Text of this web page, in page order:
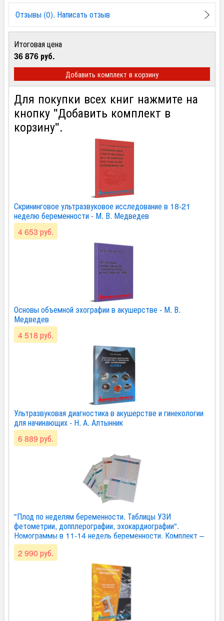
Отзывы (0). Написать отзыв
Итоговая цена
36 876 руб.
Добавить комплект в корзину
Для покупки всех книг нажмите на
кнопку "Добавить комплект в
корзину".
Скрининговое ультразвуковое исследование в 18-21
неделю беременности - М. В. Медведев
4 653 руб.
Основы объемной эхографии в акушерстве - М. В.
Медведев
4 518 руб.
Ультразвуковая диагностика в акушерстве и гинекологии
для начинающих - Н. А. Алтынник
6 889 руб.
"Плод по неделям беременности. Таблицы УЗИ
фетометрии, допплерографии, эхокардиографии".
Номограммы в 11-14 недель беременности. Комплект –
М. В. Медведев
2 990 руб.